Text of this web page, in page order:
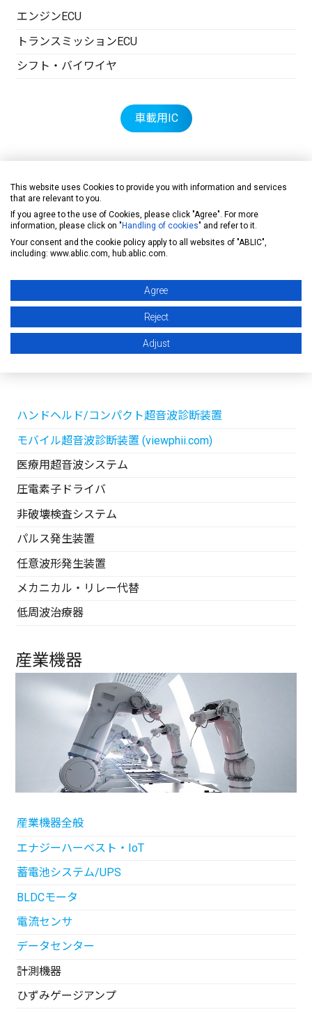
エンジンECU
トランスミッションECU
シフト・バイワイヤ
車載用IC
医療機器
医療機器用IC
ハンドヘルド/コンパクト超音波診断装置
モバイル超音波診断装置 (viewphii.com)
医療用超音波システム
圧電素子ドライバ
非破壊検査システム
パルス発生装置
任意波形発生装置
メカニカル・リレー代替
低周波治療器
産業機器
産業機器全般
エナジーハーベスト・IoT
蓄電池システム/UPS
BLDCモータ
電流センサ
データセンター
計測機器
ひずみゲージアンプ
This website uses Cookies to provide you with information and services
that are relevant to you.
If you agree to the use of Cookies, please click "Agree". For more
information, please click on " Handling of cookies" and refer to it.
Your consent and the cookie policy apply to all websites of "ABLIC",
including: www.ablic.com, hub.ablic.com.
Agree
Reject
Adjust